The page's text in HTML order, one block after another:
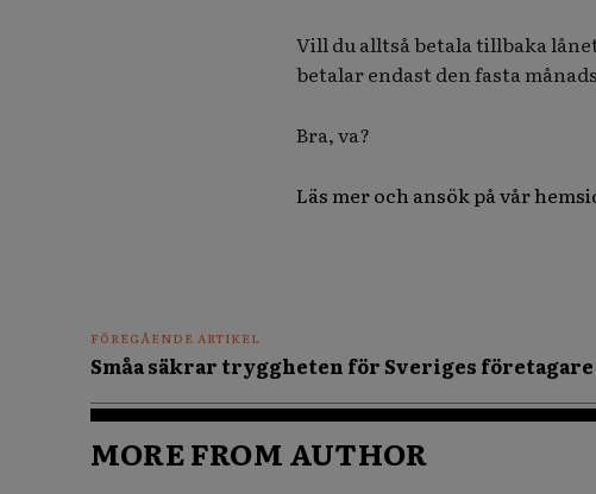
Vill du alltså betala tillbaka
betalar endast den fasta
Bra, va?
Läs mer och ansök på vår
FÖREGÅENDE ARTIKEL
Småa säkrar tryggheten för Sveriges företagare
MORE FROM AUTHOR